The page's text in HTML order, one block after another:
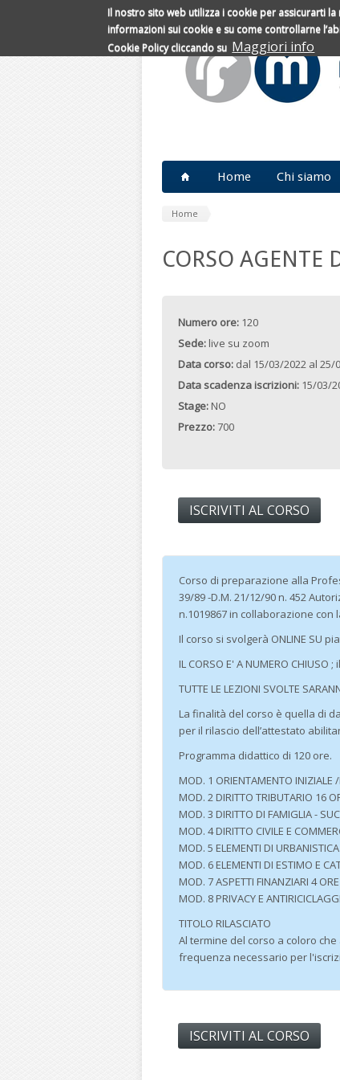
Il nostro sito web utilizza i cookie per assicurarti
informazioni sui cookie e su come controllarne
Cookie Policy cliccando su Maggiori info
Salta al contenuto principale
Home Chi siamo
Home
CORSO AGENTE
Numero ore: 120
Sede: live su zoom
Data corso: dal 15/03/2022 al 25/
Data scadenza iscrizioni: 15/03/
Stage: NO
Prezzo:700
ISCRIVITI AL CORSO
Corso di preparazione alla
39/89 -D.M. 21/12/90 n. 452
n.1019867 in collaborazione con
Il corso si svolgerà ONLINE SU
IL CORSO E' A NUMERO
TUTTE LE LEZIONI SVOLTE
La finalità del corso è quella di
per il rilascio dell’attestato
Programma didattico di 120 ore.
MOD. 1 ORIENTAMENTO INIZIALE
MOD. 2 DIRITTO TRIBUTARIO 16
MOD. 3 DIRITTO DI FAMIGLIA -
MOD. 4 DIRITTO CIVILE E
MOD. 5 ELEMENTI DI
MOD. 6 ELEMENTI DI ESTIMO E
MOD. 7 ASPETTI FINANZIARI 4 ORE
MOD. 8 PRIVACY E
TITOLO RILASCIATO
Al termine del corso a coloro
frequenza necessario per
ISCRIVITI AL CORSO